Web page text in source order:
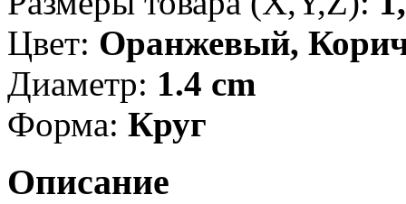
Цвет: Оранжевый,
Диаметр: 1.4 cm
Форма: Круг
Описание